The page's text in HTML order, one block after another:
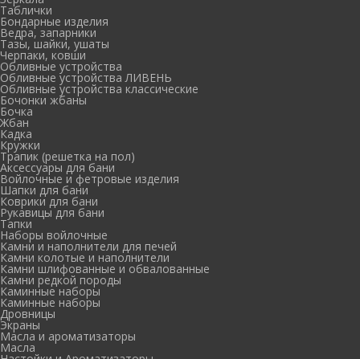
Таблички
Бондарные изделия
Ведра, запарники
Тазы, шайки, ушаты
Черпаки, ковши
Обливные устройства
Обливные устройства ЛИВЕНЬ
Обливные устройства классические
Бочонки жбаны
Бочка
Жбан
Кадка
Кружки
Трапик (решетка на пол)
Аксессуары для бани
Войлочные и фетровые изделия
Шапки для бани
Коврики для бани
Рукавицы для бани
Тапки
Наборы войлочные
Камни и наполнители для печей
Камни колотые и наполнители
Камни шлифованные и обвалованные
Камни редкой породы
Каминные наборы
Каминные наборы
Дровницы
Экраны
Масла и ароматизаторы
Масла